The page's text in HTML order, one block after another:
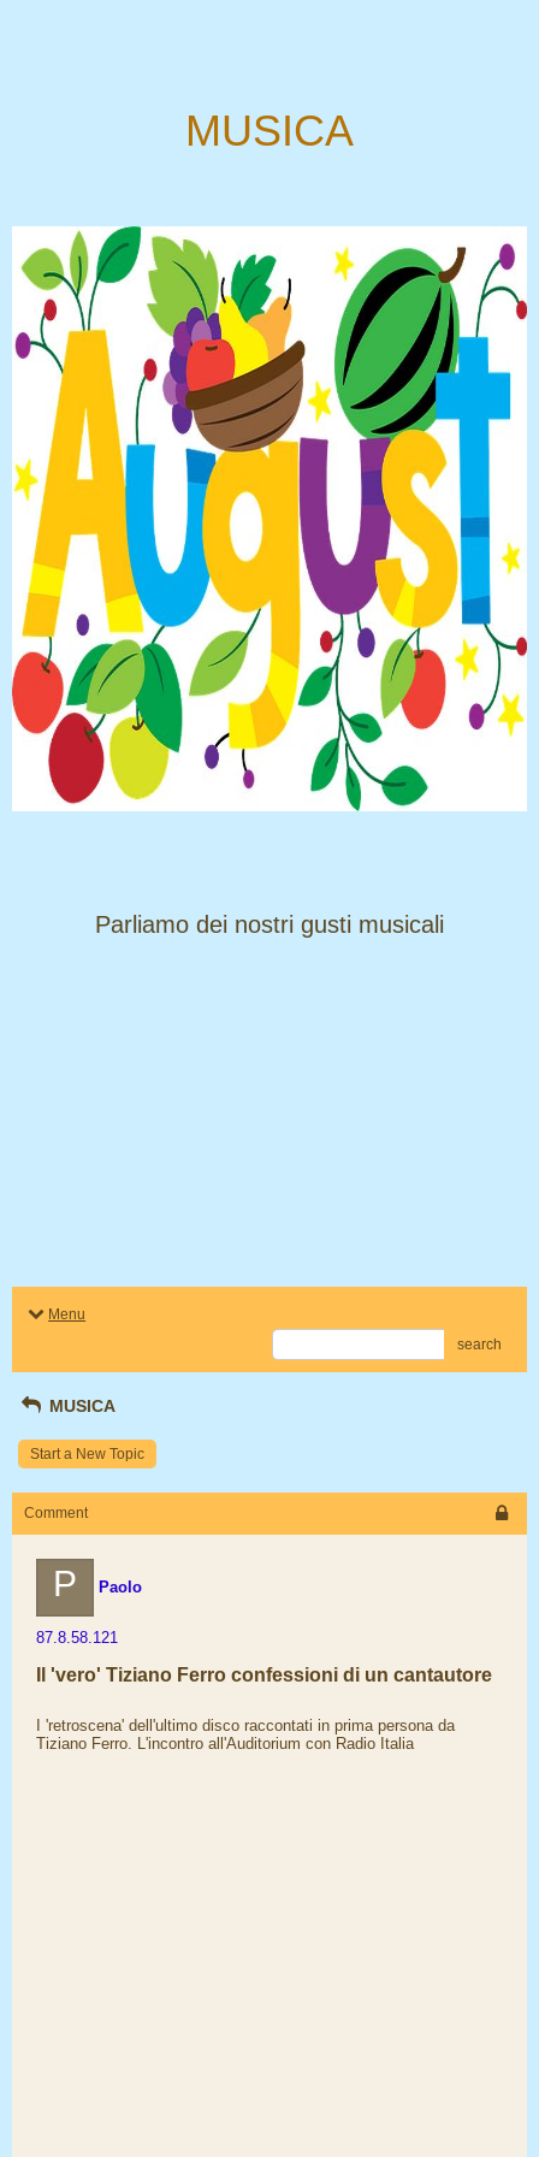
MUSICA
​​​​​​​Parliamo dei nostri gusti musicali
Menu
search
MUSICA
Start a New Topic
Comment
P Paolo
87.8.58.121
Il 'vero' Tiziano Ferro confessioni di un cantautore
I 'retroscena' dell'ultimo disco raccontati in prima persona da
Tiziano Ferro. L'incontro all'Auditorium con Radio Italia